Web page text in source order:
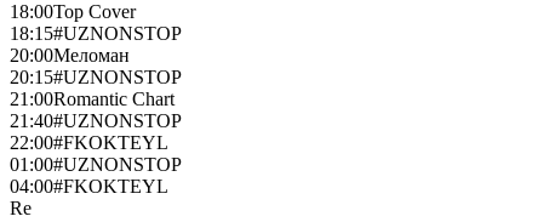
18:00Top Cover
18:15#UZNONSTOP
20:00Меломан
20:15#UZNONSTOP
21:00Romantic Chart
21:40#UZNONSTOP
22:00#FKOKTEYL
01:00#UZNONSTOP
04:00#FKOKTEYL
Re